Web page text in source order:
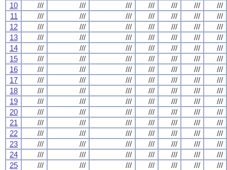
10
/// /// /// /// /// ///
///
11
/// /// /// /// /// ///
///
12
/// /// /// /// /// ///
///
13
/// /// /// /// /// ///
///
14
/// /// /// /// /// ///
///
15
/// /// /// /// /// ///
///
16
/// /// /// /// /// ///
///
17
/// /// /// /// /// ///
///
18
/// /// /// /// /// ///
///
19
/// /// /// /// /// ///
///
20
/// /// /// /// /// ///
///
21
/// /// /// /// /// ///
///
22
/// /// /// /// /// ///
///
23
/// /// /// /// /// ///
///
24
/// /// /// /// /// ///
///
25
/// /// /// /// /// ///
///